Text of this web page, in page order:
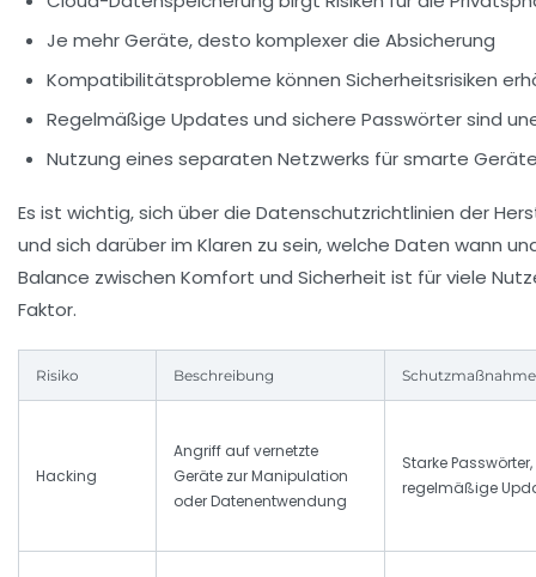
Je mehr Geräte, desto komplexer die Absicherung
Kompatibilitätsprobleme können Sicherheitsrisiken
Regelmäßige Updates und sichere Passwörter sind
Nutzung eines separaten Netzwerks für smarte
Es ist wichtig, sich über die Datenschutzrichtlinien der
und sich darüber im Klaren zu sein, welche Daten wann
Balance zwischen Komfort und Sicherheit ist für viele
Faktor.
Risiko Beschreibung
Hacking
Angriff auf vernetzte
Geräte zur Manipulation
oder Datenentwendung
Starke Passwörter,
regelmäßige